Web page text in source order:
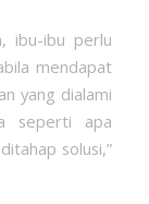
ibu-ibu perlu
mendapat
yang dialami
seperti apa
solusi,”